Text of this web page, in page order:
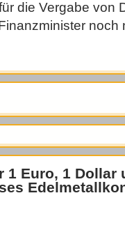
die Vergabe von
noch
1 Euro, 1 Dollar